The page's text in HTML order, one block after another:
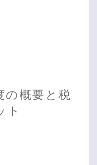
の概要と税
ト